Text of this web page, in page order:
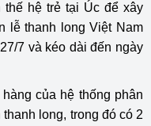
hệ trẻ tại Úc để xây
lễ thanh long Việt Nam
7 và kéo dài đến ngày
của hệ thống phân
long, trong đó có 2